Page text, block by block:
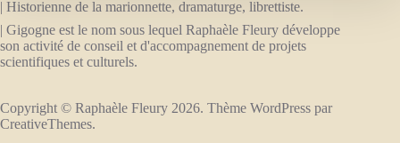
| Historienne de la marionnette, dramaturge, librettiste.
| Gigogne est le nom sous lequel Raphaèle Fleury développe
son activité de conseil et d'accompagnement de projets
scientifiques et culturels.
Copyright © Raphaèle Fleury 2026. Thème WordPress par
CreativeThemes.